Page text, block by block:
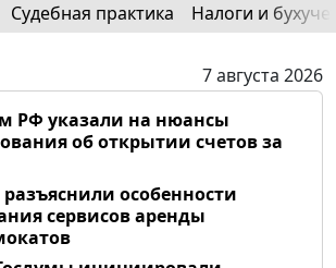
Судебная практика Налоги и
7 августа 2026
РФ указали на нюансы
об открытии счетов за
особенности
сервисов аренды